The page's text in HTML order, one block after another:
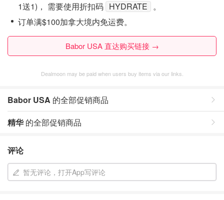
1送1)， 需要使用折扣码 HYDRATE 。
订单满$100加拿大境内免运费。
Babor USA 直达购买链接 →
Dealmoon may be paid when users buy items via our links.
Babor USA 的全部促销商品
精华的全部促销商品
评论
暂无评论，打开App写评论